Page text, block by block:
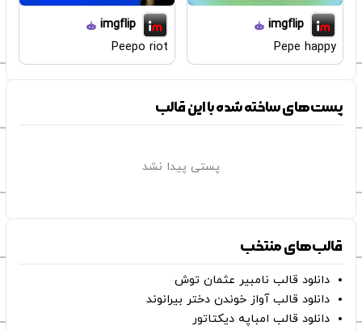
imgflip
Pepe happy
imgflip
Peepo riot
پست‌های ساخته شده با این قالب
پستی پیدا نشد
قالب‌های منتخب
دانلود قالب نامبیر عثمان ‌توش
دانلود قالب آواز خوندن دختر بیرانوند
دانلود قالب امباپه دیکتاتور